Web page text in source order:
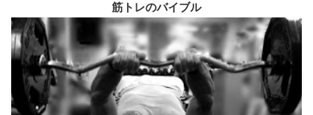
筋トレのバイブル